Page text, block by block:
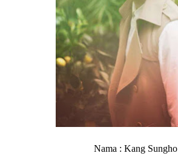
Nama : Kang Sungho